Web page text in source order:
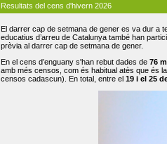
Resultats del cens d'hivern 2026
El darrer cap de setmana de gener es va dur a
educatius d’arreu de Catalunya també han
prèvia al darrer cap de setmana de gener.
En el cens d’enguany s'han rebut dades de 76
amb més censos, com és habitual atès que és
censos cadascun). En total, entre el 19 i el 25